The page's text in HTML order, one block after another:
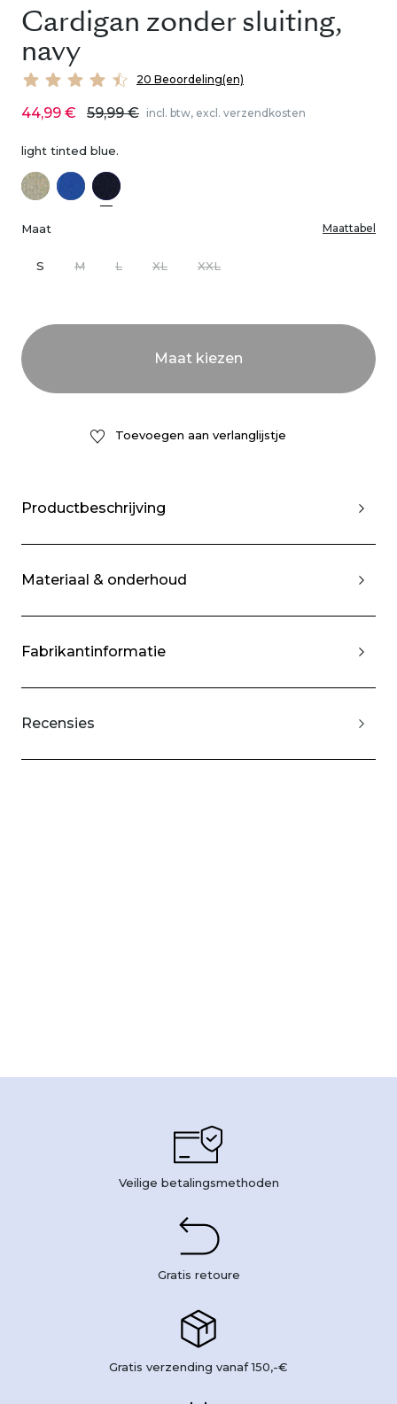
Cardigan zonder sluiting,
navy
20 Beoordeling(en)
44,99 € 59,99 € incl. btw, excl. verzendkosten
light tinted blue.
Maat Maattabel
S M L XL XXL
Toevoegen aan verlanglijstje
Productbeschrijving
Materiaal & onderhoud
Fabrikantinformatie
Recensies
Veilige betalingsmethoden
Gratis retoure
Gratis verzending vanaf 150,-€